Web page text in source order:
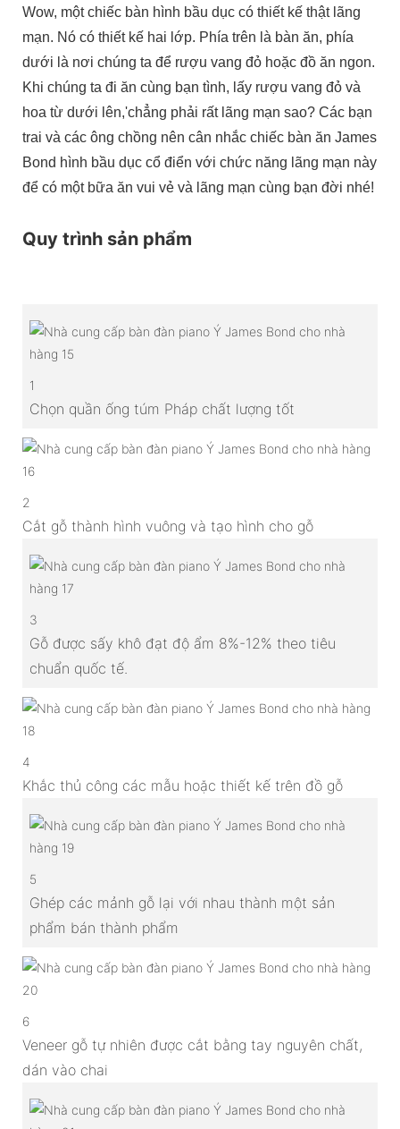
Wow, một chiếc bàn hình bầu dục có thiết kế thật lãng
mạn. Nó có thiết kế hai lớp. Phía trên là bàn ăn, phía
dưới là nơi chúng ta để rượu vang đỏ hoặc đồ ăn ngon.
Khi chúng ta đi ăn cùng bạn tình, lấy rượu vang đỏ và
hoa từ dưới lên,'chẳng phải rất lãng mạn sao? Các bạn
trai và các ông chồng nên cân nhắc chiếc bàn ăn James
Bond hình bầu dục cổ điển với chức năng lãng mạn này
để có một bữa ăn vui vẻ và lãng mạn cùng bạn đời nhé!
Quy trình sản phẩm
1
Chọn quần ống túm Pháp chất lượng tốt
2
Cắt gỗ thành hình vuông và tạo hình cho gỗ
3
Gỗ được sấy khô đạt độ ẩm 8%-12% theo tiêu
chuẩn quốc tế.
4
Khắc thủ công các mẫu hoặc thiết kế trên đồ gỗ
5
Ghép các mảnh gỗ lại với nhau thành một sản
phẩm bán thành phẩm
6
Veneer gỗ tự nhiên được cắt bằng tay nguyên chất,
dán vào chai